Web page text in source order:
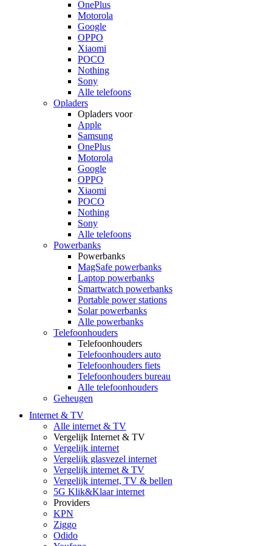
OnePlus
Motorola
Google
OPPO
Xiaomi
POCO
Nothing
Sony
Alle telefoons
Opladers
Opladers voor
Apple
Samsung
OnePlus
Motorola
Google
OPPO
Xiaomi
POCO
Nothing
Sony
Alle telefoons
Powerbanks
Powerbanks
MagSafe powerbanks
Laptop powerbanks
Smartwatch powerbanks
Portable power stations
Solar powerbanks
Alle powerbanks
Telefoonhouders
Telefoonhouders
Telefoonhouders auto
Telefoonhouders fiets
Telefoonhouders bureau
Alle telefoonhouders
Geheugen
Internet & TV
Alle internet & TV
Vergelijk Internet & TV
Vergelijk internet
Vergelijk glasvezel internet
Vergelijk internet & TV
Vergelijk internet, TV & bellen
5G Klik&Klaar internet
Providers
KPN
Ziggo
Odido